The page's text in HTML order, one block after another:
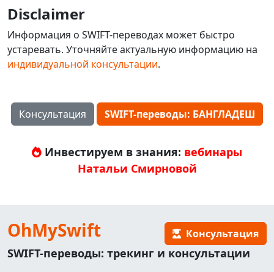
Disclaimer
Информация о SWIFT-переводах может быстро
устаревать. Уточняйте актуальную информацию на
индивидуальной консультации.
Консультация SWIFT-переводы: БАНГЛАДЕШ
Инвестируем в знания: вебинары
Натальи Смирновой
OhMySwift Консультация
SWIFT-переводы: трекинг и консультации